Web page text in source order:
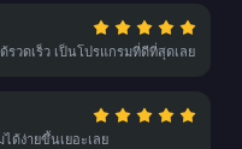
วดเร็ว เป็นโปรแกรมที่ดีที่สุดเลย
ด้ง่ายขึ้นเยอะเลย